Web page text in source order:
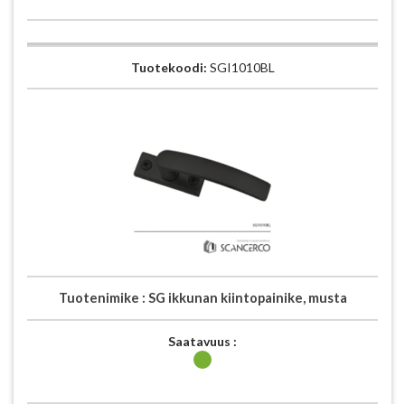
Tuotekoodi: SGI1010BL
Tuotenimike : SG ikkunan kiintopainike, musta
Saatavuus :